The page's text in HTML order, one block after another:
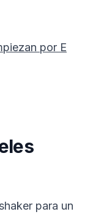
por E
para un